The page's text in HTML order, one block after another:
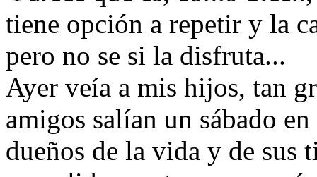
tiene opción a repetir y la
pero no se si la disfruta...
Ayer veía a mis hijos, tan
amigos salían un sábado
dueños de la vida y de sus